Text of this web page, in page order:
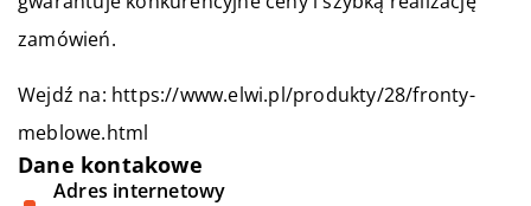
zamówień.
Wejdź na: https://www.elwi.pl/produkty/28/fronty-
meblowe.html
Dane kontakowe
Adres internetowy